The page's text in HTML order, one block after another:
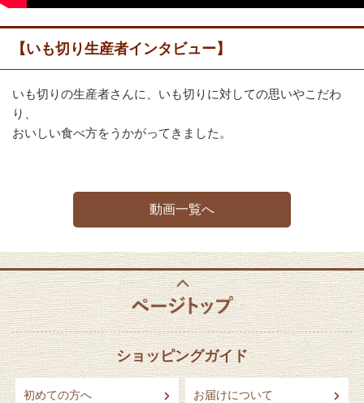
【いも切り生産者インタビュー】
いも切りの生産者さんに、いも切りに対しての思いやこだわ
り、
おいしい食べ方をうかがってきました。
動画一覧へ
ショッピングガイド
初めての方へ お届けについて